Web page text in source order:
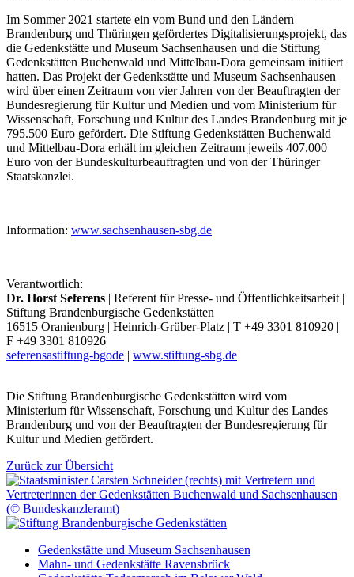
Im Sommer 2021 startete ein vom Bund und den Ländern
Brandenburg und Thüringen gefördertes Digitalisierungsprojekt, das
die Gedenkstätte und Museum Sachsenhausen und die Stiftung
Gedenkstätten Buchenwald und Mittelbau-Dora gemeinsam initiiert
hatten. Das Projekt der Gedenkstätte und Museum Sachsenhausen
wird über einen Zeitraum von vier Jahren von der Beauftragten der
Bundesregierung für Kultur und Medien und vom Ministerium für
Wissenschaft, Forschung und Kultur des Landes Brandenburg mit je
795.500 Euro gefördert. Die Stiftung Gedenkstätten Buchenwald
und Mittelbau-Dora erhält im gleichen Zeitraum jeweils 407.000
Euro von der Bundeskulturbeauftragten und von der Thüringer
Staatskanzlei.
Information: www.sachsenhausen-sbg.de
Verantwortlich:
Dr. Horst Seferens | Referent für Presse- und Öffentlichkeitsarbeit |
Stiftung Brandenburgische Gedenkstätten
16515 Oranienburg | Heinrich-Grüber-Platz | T +49 3301 810920 |
F +49 3301 810926
seferensastiftung-bgode | www.stiftung-sbg.de
Die Stiftung Brandenburgische Gedenkstätten wird vom
Ministerium für Wissenschaft, Forschung und Kultur des Landes
Brandenburg und von der Beauftragten der Bundesregierung für
Kultur und Medien gefördert.
Zurück zur Übersicht
Gedenkstätte und Museum Sachsenhausen
Mahn- und Gedenkstätte Ravensbrück